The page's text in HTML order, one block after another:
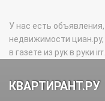
У нас есть
недвижимости
в газете из рук в руки
КВАРТИРАНТ.РУ